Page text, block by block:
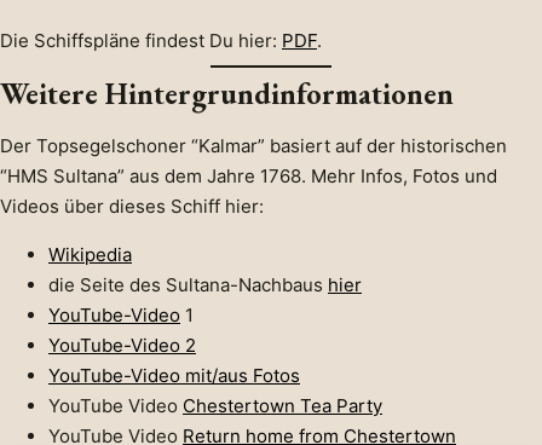
Die Schiffspläne findest Du hier: PDF.
Weitere Hintergrundinformationen
Der Topsegelschoner “Kalmar” basiert auf der historischen
“HMS Sultana” aus dem Jahre 1768. Mehr Infos, Fotos und
Videos über dieses Schiff hier:
Wikipedia
die Seite des Sultana-Nachbaus hier
YouTube-Video 1
YouTube-Video 2
YouTube-Video mit/aus Fotos
YouTube Video Chestertown Tea Party
YouTube Video Return home from Chestertown